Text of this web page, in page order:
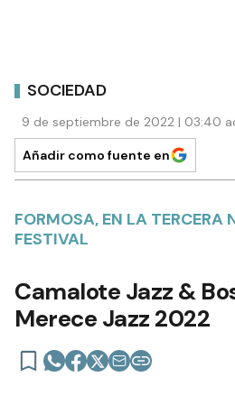
SOCIEDAD
9 de septiembre de 2022 | 03:40
Añadir como fuente en
FORMOSA, EN LA TERCERA
FESTIVAL
Camalote Jazz &
Merece Jazz 2022